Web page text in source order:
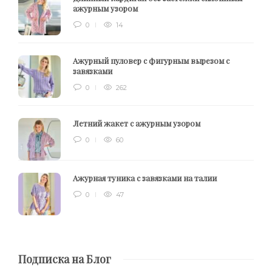
ажурным узором
0 14
Ажурный пуловер с фигурным вырезом с
завязками
0 262
Летний жакет с ажурным узором
0 60
Ажурная туника с завязками на талии
0 47
Подписка на Блог